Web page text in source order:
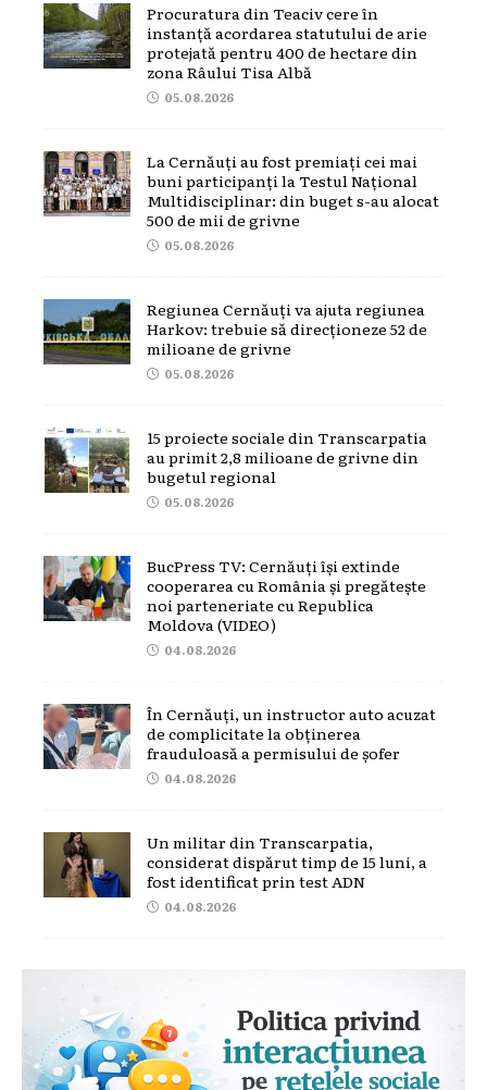
Procuratura din Teaciv cere în
instanță acordarea statutului de arie
protejată pentru 400 de hectare din
zona Râului Tisa Albă
05.08.2026
La Cernăuți au fost premiați cei mai
buni participanți la Testul Național
Multidisciplinar: din buget s-au alocat
500 de mii de grivne
05.08.2026
Regiunea Cernăuți va ajuta regiunea
Harkov: trebuie să direcționeze 52 de
milioane de grivne
05.08.2026
15 proiecte sociale din Transcarpatia
au primit 2,8 milioane de grivne din
bugetul regional
05.08.2026
BucPress TV: Cernăuți își extinde
cooperarea cu România și pregătește
noi parteneriate cu Republica
Moldova (VIDEO)
04.08.2026
În Cernăuți, un instructor auto acuzat
de complicitate la obținerea
frauduloasă a permisului de șofer
04.08.2026
Un militar din Transcarpatia,
considerat dispărut timp de 15 luni, a
fost identificat prin test ADN
04.08.2026